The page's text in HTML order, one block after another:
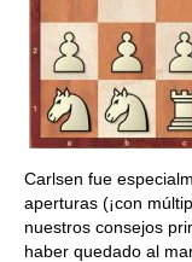
Carlsen fue
aperturas (¡con
nuestros consejos
haber quedado al